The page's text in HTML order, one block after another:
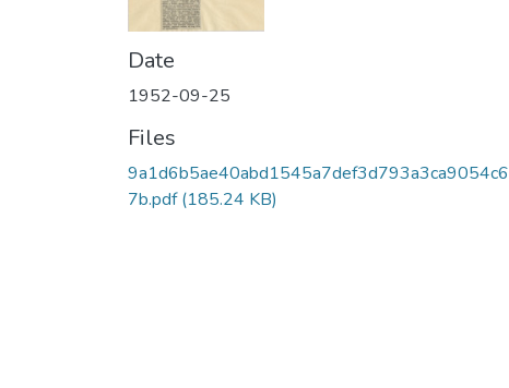
Date
1952-09-25
Files
9a1d6b5ae40abd1545a7def3d793a3ca9054c6
7b.pdf(185.24 KB)